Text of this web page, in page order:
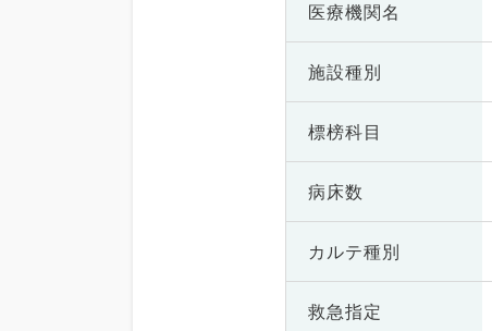
医療機関名
施設種別
標榜科目
病床数
カルテ種別
救急指定